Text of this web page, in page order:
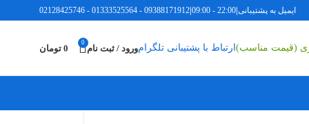
ایمیل به پشتیبانی|
22:00 - 09:00
|
09388171912
-
01333525564
-
02128425746
(قیمت مناسب)ارتباط با پشتیبانی تلگرامورود / ثبت نام
0
0 تومان